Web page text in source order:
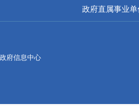
政府直属事业单
府信息中心